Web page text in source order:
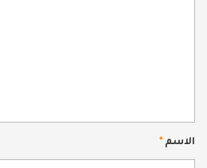
الاسم *